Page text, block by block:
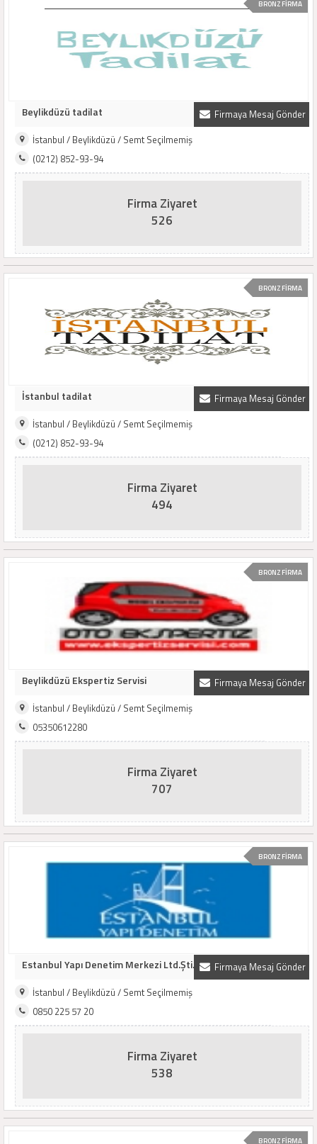
BRONZ FİRMA
Firmaya Mesaj Gönder
Beylikdüzü tadilat
İstanbul / Beylikdüzü / Semt Seçilmemiş
(0212) 852-93-94
Firma Ziyaret
526
BRONZ FİRMA
Firmaya Mesaj Gönder
İstanbul tadilat
İstanbul / Beylikdüzü / Semt Seçilmemiş
(0212) 852-93-94
Firma Ziyaret
494
BRONZ FİRMA
Firmaya Mesaj Gönder
Beylikdüzü Ekspertiz Servisi
İstanbul / Beylikdüzü / Semt Seçilmemiş
05350612280
Firma Ziyaret
707
BRONZ FİRMA
Firmaya Mesaj Gönder
Estanbul Yapı Denetim Merkezi Ltd.Şti.
İstanbul / Beylikdüzü / Semt Seçilmemiş
0850 225 57 20
Firma Ziyaret
538
BRONZ FİRMA